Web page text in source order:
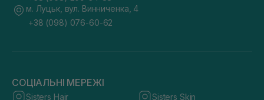
м. Луцьк, вул. Винниченка, 4
+38 (098) 076-60-62
СОЦІАЛЬНІ МЕРЕЖІ
Sisters Hair Sisters Skin